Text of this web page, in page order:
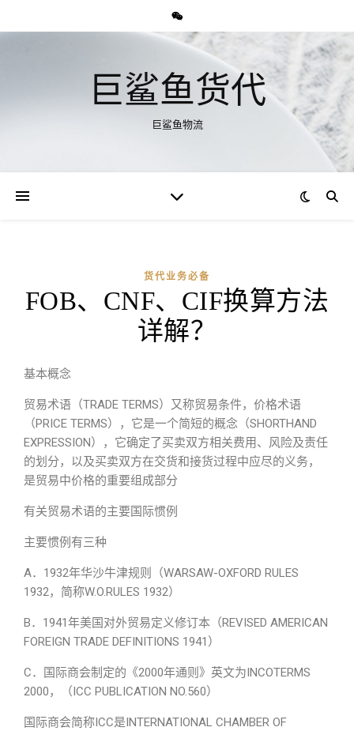
巨鲨鱼货代
巨鲨鱼物流
货代业务必备
FOB、CNF、CIF换算方法
详解？
基本概念
贸易术语（TRADE TERMS）又称贸易条件，价格术语
（PRICE TERMS），它是一个简短的概念（SHORTHAND
EXPRESSION），它确定了买卖双方相关费用、风险及责任
的划分，以及买卖双方在交货和接货过程中应尽的义务，
是贸易中价格的重要组成部分
有关贸易术语的主要国际惯例
主要惯例有三种
A．1932年华沙牛津规则（WARSAW-OXFORD RULES
1932，简称W.O.RULES 1932）
B．1941年美国对外贸易定义修订本（REVISED AMERICAN
FOREIGN TRADE DEFINITIONS 1941）
C．国际商会制定的《2000年通则》英文为INCOTERMS
2000，（ICC PUBLICATION NO.560）
国际商会简称ICC是INTERNATIONAL CHAMBER OF